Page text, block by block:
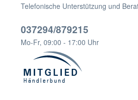
Telefonische Unterstützung und
037294/879215
Mo-Fr, 09:00 - 17:00 Uhr